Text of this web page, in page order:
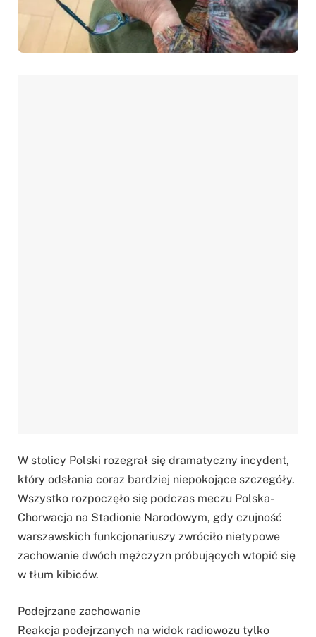
W stolicy Polski rozegrał się dramatyczny incydent,
który odsłania coraz bardziej niepokojące szczegóły.
Wszystko rozpoczęło się podczas meczu Polska-
Chorwacja na Stadionie Narodowym, gdy czujność
warszawskich funkcjonariuszy zwróciło nietypowe
zachowanie dwóch mężczyzn próbujących wtopić się
w tłum kibiców.
Podejrzane zachowanie
Reakcja podejrzanych na widok radiowozu tylko